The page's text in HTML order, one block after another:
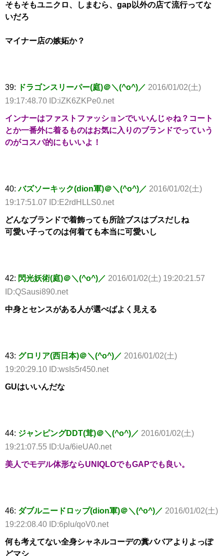
そもそもユニクロ、しまむら、gap以外の店て流行ってな
いだろ
マイナー店の嫉妬か？
39: ドラゴンスリーパー(庭)＠＼(^o^)／ 2016/01/02(土)
19:17:48.70 ID:iZK6ZKPe0.net
インナーはファストファッションでいいんじゃね？コート
とか一番外に着るものはお気に入りのブランドでっていう
のがコスパ的にもいいよ！
40:バズソーキック(dion軍)＠＼(^o^)／ 2016/01/02(土)
19:17:51.07 ID:E2rdHLLS0.net
どんなブランドで着飾っても所詮ブスはブスだしね
可愛い子ってのは何着ても本当に可愛いし
42: 閃光妖術(庭)＠＼(^o^)／ 2016/01/02(土) 19:20:21.57
ID:QSausi890.net
中身とセンスがある人が選べばよく見える
43: グロリア(西日本)＠＼(^o^)／ 2016/01/02(土)
19:20:29.10 ID:wsIs5r450.net
GUはいいんだな
44: ジャンピングDDT(茸)＠＼(^o^)／ 2016/01/02(土)
19:21:07.55 ID:Ua/6ieUA0.net
美人でモデル体形ならUNIQLOでもGAPでも良い。
46: ダブルニードロップ(dion軍)＠＼(^o^)／ 2016/01/02(土)
19:22:08.40 ID:6plu/qoV0.net
何も考えてない全身シャネルコーデの糞ババアよりよっぽ
どマシ